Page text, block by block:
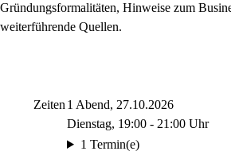
Gründungsformalitäten, Hinweise zum
weiterführende Quellen.
Zeiten 1 Abend, 27.10.2026
Dienstag, 19:00 - 21:00 Uhr
1 Termin(e)